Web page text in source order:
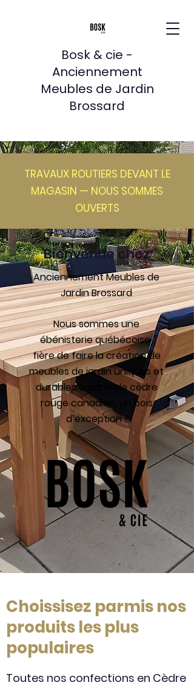
Bosk & cie -
Anciennement
Meubles de Jardin
Brossard
TRAVAUX ROUTIERS DEVANT LE
MAGASIN — NOUS SOMMES
OUVERTS
Bienvenue chez
Anciennement Meubles de
Jardin Brossard
Nous sommes une
ébénisterie québécoise
fière de faire la création de
meubles de jardin uniques et
durables à partir de cèdre
rouge canadien, un bois
d’exception !
Choissisez parmis nos
produits les plus
populaires
Toutes nos confections en Cèdre